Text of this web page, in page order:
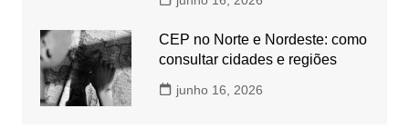
CEP no Norte e Nordeste: como
consultar cidades e regiões
junho 16, 2026